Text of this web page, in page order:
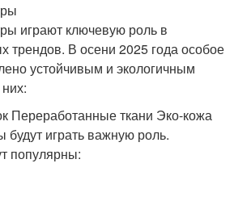
играют ключевую роль в
трендов. В осени 2025 года особое
устойчивым и экологичным
Переработанные ткани Эко-кожа
будут играть важную роль.
популярны: